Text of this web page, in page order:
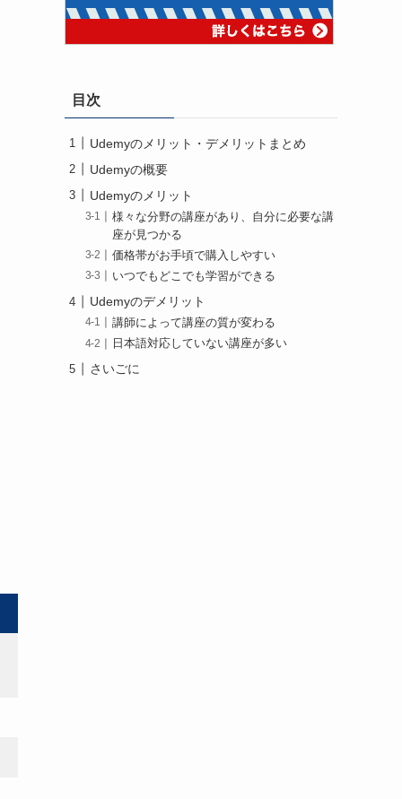
目次
Udemyのメリット・デメリットまとめ
Udemyの概要
Udemyのメリット
様々な分野の講座があり、自分に必要な講
座が見つかる
価格帯がお手頃で購入しやすい
いつでもどこでも学習ができる
Udemyのデメリット
講師によって講座の質が変わる
日本語対応していない講座が多い
さいごに